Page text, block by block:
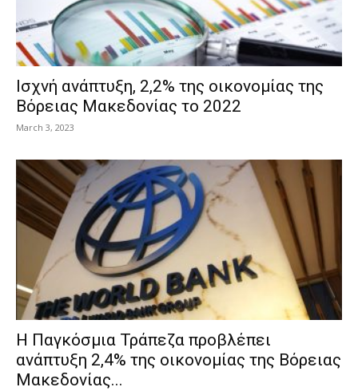
Ισχνή ανάπτυξη, 2,2% της οικονομίας της
Βόρειας Μακεδονίας το 2022
March 3, 2023
Η Παγκόσμια Τράπεζα προβλέπει
ανάπτυξη 2,4% της οικονομίας της Βόρειας
Μακεδονίας...